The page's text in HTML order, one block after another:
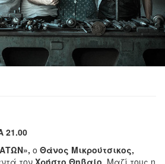
21.00
ο Θάνος Μικρούτσικος,
τον Χρήστο Θηβαίο . Μαζί τους η